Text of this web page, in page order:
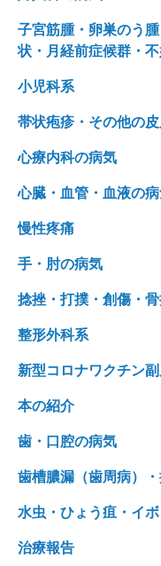
子宮筋腫・卵巣のう
状・月経前症候群・
小児科系
帯状疱疹・その他の
心療内科の病気
心臓・血管・血液の
慢性疼痛
手・肘の病気
捻挫・打撲・創傷・
整形外科系
新型コロナワクチン
本の紹介
歯・口腔の病気
歯槽膿漏（歯周病）
水虫・ひょう疽・イ
治療報告